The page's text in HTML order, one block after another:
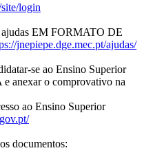
login
ajudas EM FORMATO DE
jnepiepe.dge.mec.pt/ajudas/
se ao Ensino Superior
anexar o comprovativo na
ao Ensino Superior
documentos: